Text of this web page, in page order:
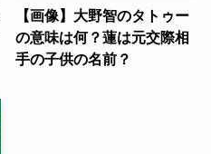
【画像】大野智のタトゥー
の意味は何？蓮は元交際相
手の子供の名前？